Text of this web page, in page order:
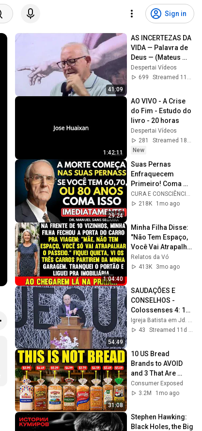
Sign in
41:09
AS INCERTEZAS DA
VIDA — Palavra de
Deus — (Mateus
6.25-34)
Despertai Vídeos
699
Streamed 11mo ago
1:42:11
AO VIVO - A Crise
do Fim - Estudo do
livro - 20 horas
Despertai Vídeos
281
Streamed 18h ago
New
29:24
Suas Pernas
Enfraquecem
Primeiro! Coma
Esses 6 Alimentos
para Fortalecê-las
CURA E CONSCIÊNCIA 🇧🇷
218K
1mo ago
1:04:40
Minha Filha Disse:
"Não Tem Espaço,
Você Vai Atrapalhar
O Passeio", Mas
Quando
Relatos da Vó
413K
3mo ago
54:49
SAUDAÇÕES E
CONSELHOS -
Colossenses 4: 14
ao 18.
43
31:08
10 US Bread
Brands to AVOID
and 3 That Are
Actually Safe
Consumer Exposed
3.2M
1mo ago
Stephen Hawking:
Black Holes, the Big